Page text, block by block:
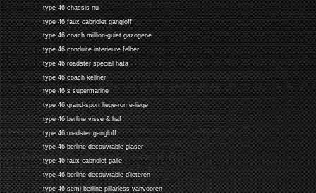
type 46 chassis nu
type 46 faux cabriolet gangloff
type 46 coach million-guiet gazogene
type 46 conduite interieure felber
type 46 roadster special hata
type 46 coach kellner
type 46 s supermarine
type 46 grand-sport liege-rome-liege
type 46 berline visse & haf
type 46 roadster gangloff
type 46 berline decouvrable glaser
type 46 faux cabriolet galle
type 46 berline decouvrable d'ieteren
type 46 semi-berline pillarless vanvooren